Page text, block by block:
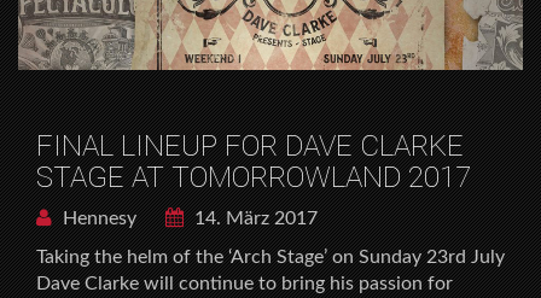
FINAL LINEUP FOR DAVE CLARKE
STAGE AT TOMORROWLAND 2017
Hennesy
14. März 2017
Taking the helm of the ‘Arch Stage’ on Sunday 23rd July
Dave Clarke will continue to bring his passion for